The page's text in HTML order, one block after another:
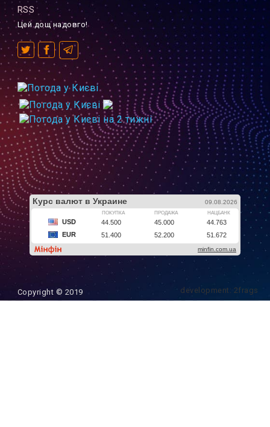
RSS
Цей дощ надовго!
Copyright © 2019 development: 2frags